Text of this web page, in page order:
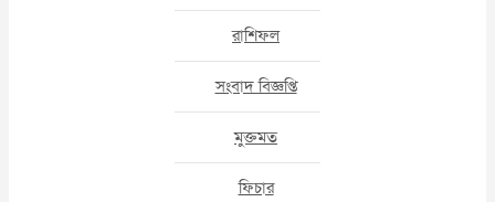
রাশিফল
সংবাদ বিজ্ঞপ্তি
মুক্তমত
ফিচার